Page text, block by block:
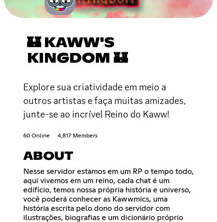
🏰 KAWW'S
KINGDOM 🏰
Explore sua criatividade em meio a
outros artistas e faça muitas amizades,
junte-se ao incrível Reino do Kaww!
60 Online 4,817 Members
ABOUT
Nesse servidor estamos em um RP o tempo todo,
aqui vivemos em um reino, cada chat é um
edifício, temos nossa própria história e universo,
você poderá conhecer as Kawwmics, uma
história escrita pelo dono do servidor com
ilustrações, biografias e um dicionário próprio